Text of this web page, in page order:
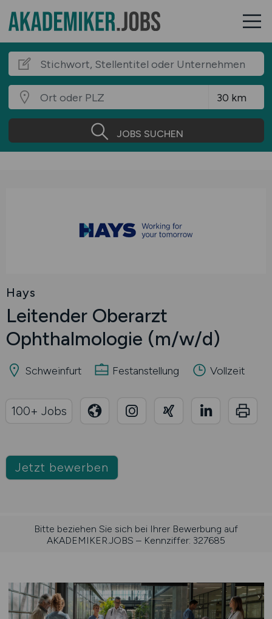
JOBS SUCHEN
Hays
Leitender Oberarzt
Ophthalmologie (m/w/d)
Schweinfurt Festanstellung Vollzeit
Jetzt bewerben
100+ Jobs
Bitte beziehen Sie sich bei Ihrer Bewerbung auf
AKADEMIKER.JOBS – Kennziffer: 327685